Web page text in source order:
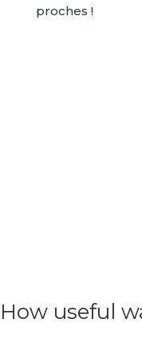
proches !
How useful